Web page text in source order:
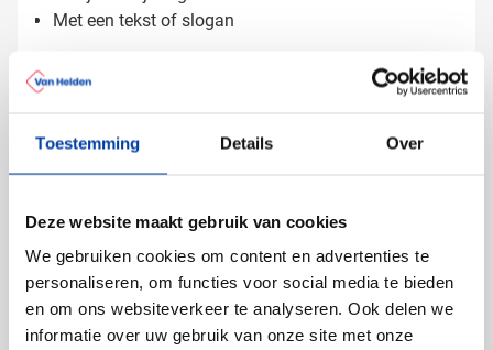
Toestemming Details Over
Deze website maakt gebruik van cookies
We gebruiken cookies om content en advertenties te
personaliseren, om functies voor social media te bieden
en om ons websiteverkeer te analyseren. Ook delen we
informatie over uw gebruik van onze site met onze
Met een tekst of slogan
Op de koffer komt jouw bedrukking strak en goed
zichtbaar terug.
Gratis digitaal voorbeeld van je
Benieuwd hoe jouw logo op de koffer staat? Vraag een
Wil je advies over de plaatsing? Neem contact met ons
op, we helpen je graag verder.
Lees meer